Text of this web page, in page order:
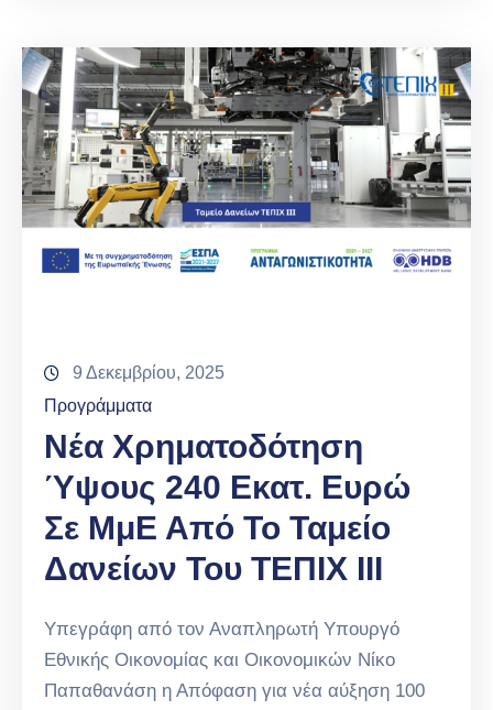
9 Δεκεμβρίου, 2025
Προγράμματα
Νέα Χρηματοδότηση
Ύψους 240 Εκατ. Ευρώ
Σε ΜμΕ Από Το Ταμείο
Δανείων Του ΤΕΠΙΧ ΙΙΙ
Υπεγράφη από τον Αναπληρωτή Υπουργό
Εθνικής Οικονομίας και Οικονομικών Νίκο
Παπαθανάση η Απόφαση για νέα αύξηση 100